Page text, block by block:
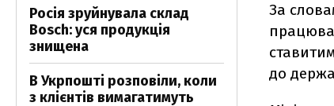
За
до
Росія зруйнувала склад
Bosch: уся продукція
знищена
В Укрпошті розповіли, коли
з клієнтів вимагатимуть